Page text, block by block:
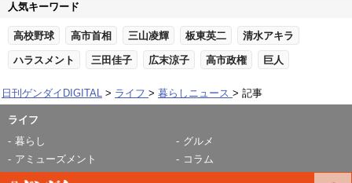
人気キーワード
高校野球 高市首相 三山凌輝 板東英二 清水アキラ
ハラスメント 三田佳子 広末涼子 高市政権 巨人
日刊ゲンダイDIGITAL ライフ 暮らしニュース 記事
ライフ
暮らし
グルメ
アミューズメント
コラム